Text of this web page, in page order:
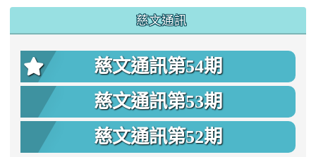
慈文通訊
慈文通訊第54期
慈文通訊第53期
慈文通訊第52期